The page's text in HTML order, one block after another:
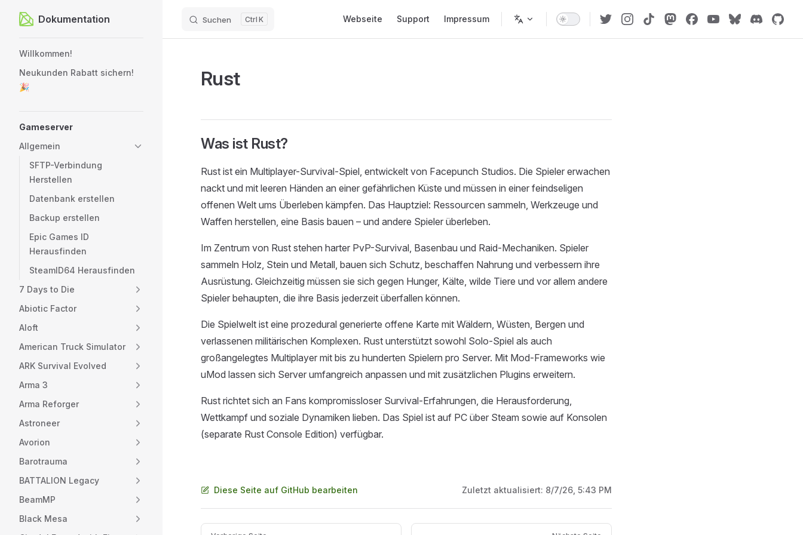
Zum Inhalt springen
Dokumentation Suchen K Webseite Support Impressum
Willkommen!
Neukunden Rabatt sichern!
🎉
Gameserver
Allgemein
SFTP-Verbindung
Herstellen
Datenbank erstellen
Backup erstellen
Epic Games ID
Herausfinden
SteamID64 Herausfinden
7 Days to Die
Abiotic Factor
Aloft
American Truck Simulator
ARK Survival Evolved
Arma 3
Arma Reforger
Astroneer
Avorion
Barotrauma
BATTALION Legacy
BeamMP
Black Mesa
Rust
Was ist Rust?
Rust ist ein Multiplayer-Survival-Spiel, entwickelt von Facepunch Studios. Die Spieler erwachen
nackt und mit leeren Händen an einer gefährlichen Küste und müssen in einer feindseligen
offenen Welt ums Überleben kämpfen. Das Hauptziel: Ressourcen sammeln, Werkzeuge und
Waffen herstellen, eine Basis bauen – und andere Spieler überleben.
Im Zentrum von Rust stehen harter PvP-Survival, Basenbau und Raid-Mechaniken. Spieler
sammeln Holz, Stein und Metall, bauen sich Schutz, beschaffen Nahrung und verbessern ihre
Ausrüstung. Gleichzeitig müssen sie sich gegen Hunger, Kälte, wilde Tiere und vor allem andere
Spieler behaupten, die ihre Basis jederzeit überfallen können.
Die Spielwelt ist eine prozedural generierte offene Karte mit Wäldern, Wüsten, Bergen und
verlassenen militärischen Komplexen. Rust unterstützt sowohl Solo-Spiel als auch
großangelegtes Multiplayer mit bis zu hunderten Spielern pro Server. Mit Mod-Frameworks wie
uMod lassen sich Server umfangreich anpassen und mit zusätzlichen Plugins erweitern.
Rust richtet sich an Fans kompromissloser Survival-Erfahrungen, die Herausforderung,
Wettkampf und soziale Dynamiken lieben. Das Spiel ist auf PC über Steam sowie auf Konsolen
(separate Rust Console Edition) verfügbar.
Diese Seite auf GitHub bearbeiten Zuletzt aktualisiert: 8/7/26, 5:43 PM
Pager